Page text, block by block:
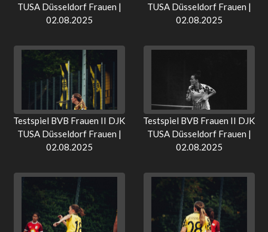
TUSA Düsseldorf Frauen |
02.08.2025
TUSA Düsseldorf Frauen |
02.08.2025
Testspiel BVB Frauen II DJK
TUSA Düsseldorf Frauen |
02.08.2025
Testspiel BVB Frauen II DJK
TUSA Düsseldorf Frauen |
02.08.2025